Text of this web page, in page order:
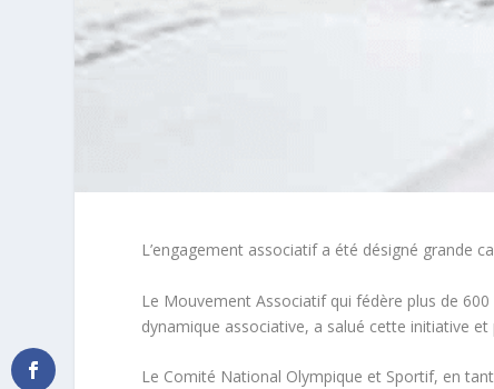
L’engagement associatif a été désigné grande
Le Mouvement Associatif qui fédère plus de
dynamique associative, a salué cette initiative
Le Comité National Olympique et Sportif, en